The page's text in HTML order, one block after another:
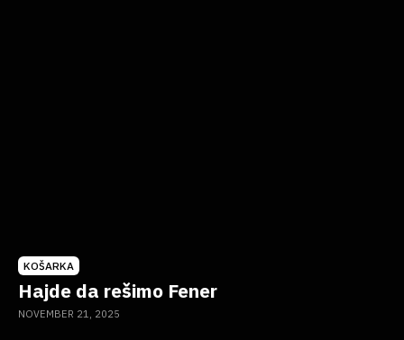
KOŠARKA
Hajde da rešimo Fener
NOVEMBER 21, 2025